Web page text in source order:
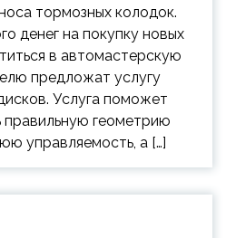
тормозных колодок.
денег на покупку новых
в автомастерскую
предложат услугу
Услуга поможет
геометрию
управляемость, а […]